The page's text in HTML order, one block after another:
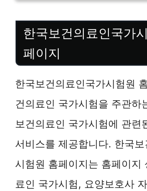
한국보건의료인국가
페이지
한국보건의료인국가시험원
건의료인 국가시험을 주관하
보건의료인 국가시험에 관련
서비스를 제공합니다. 한국
시험원 홈페이지는 홈페이지
료인 국가시험, 요양보호사